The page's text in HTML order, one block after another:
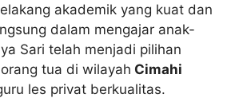
akademik yang kuat dan
dalam mengajar anak-
Sari telah menjadi pilihan
tua di wilayah Cimahi
les privat berkualitas.